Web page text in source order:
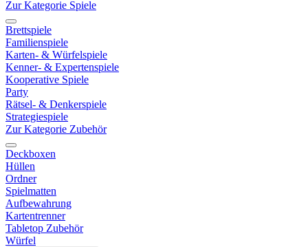
Zur Kategorie Spiele
Brettspiele
Familienspiele
Karten- & Würfelspiele
Kenner- & Expertenspiele
Kooperative Spiele
Party
Rätsel- & Denkerspiele
Strategiespiele
Zur Kategorie Zubehör
Deckboxen
Hüllen
Ordner
Spielmatten
Aufbewahrung
Kartentrenner
Tabletop Zubehör
Würfel